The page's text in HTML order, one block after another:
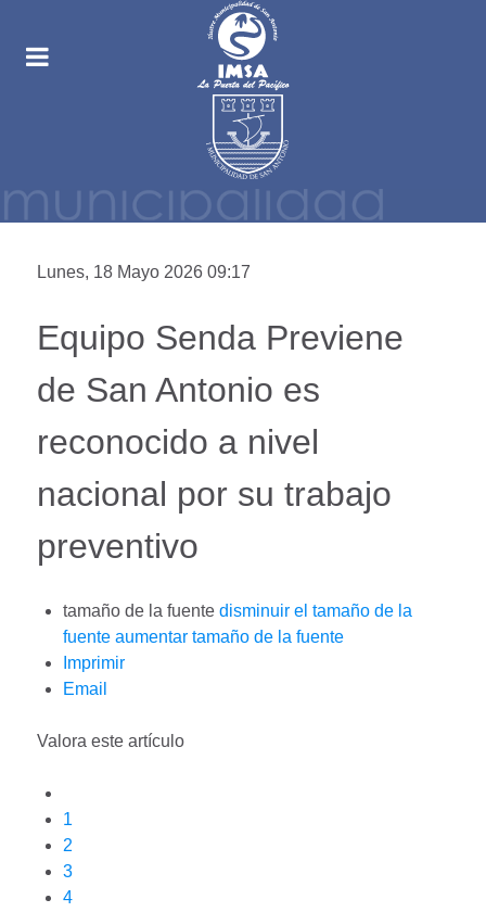
Lunes, 18 Mayo 2026 09:17
Equipo Senda Previene
de San Antonio es
reconocido a nivel
nacional por su trabajo
preventivo
tamaño de la fuente disminuir el tamaño de la
fuente aumentar tamaño de la fuente
Imprimir
Email
Valora este artículo
1
2
3
4